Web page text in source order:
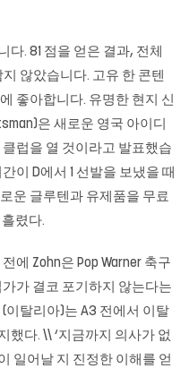
. 81 점을 얻은 결과, 전체
않았습니다. 고유 한 콘텐
좋아합니다. 유명한 현지 신
은 새로운 영국 아이디
럽을 열 것이라고 발표했습
이 D에서 1 선발을 보냈을 때
운 글루텐과 유제품을 무료
렸다.
에 Zohn은 Pop Warner 축구
가 결코 포기하지 않는다는
이탈리아)는 A3 전에서 이탈
했다. \\ ‘지금까지 의사가 없
일어날 지 진정한 이해를 얻